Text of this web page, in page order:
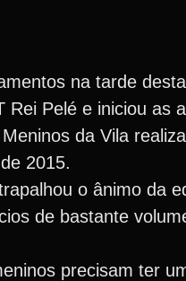
na tarde
Pelé e iniciou as
da Vila
2015.
o ânimo da
de bastante
precisam ter